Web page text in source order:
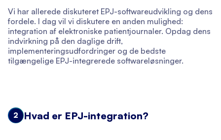
Vi har allerede diskuteret EPJ-softwareudvikling og dens
fordele. I dag vil vi diskutere en anden mulighed:
integration af elektroniske patientjournaler. Opdag dens
indvirkning på den daglige drift,
implementeringsudfordringer og de bedste
tilgængelige EPJ-integrerede softwareløsninger.
2 Hvad er EPJ-integration?